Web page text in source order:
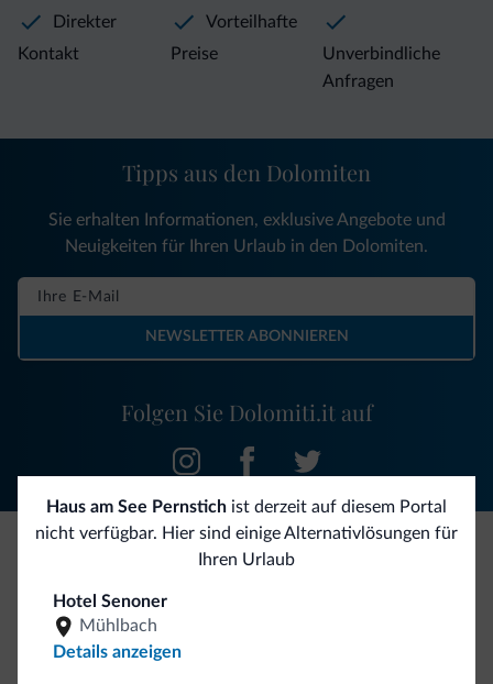
Haus am See Pernstich ist derzeit auf diesem Portal
nicht verfügbar. Hier sind einige Alternativlösungen für
Ihren Urlaub
Hotel Senoner
Mühlbach
Details anzeigen
Direkter
Kontakt
Vorteilhafte
Preise
Unverbindliche
Anfragen
Folgen Sie Dolomiti.it auf
Tipps aus den Dolomiten
Sie erhalten Informationen, exklusive Angebote und
Neuigkeiten für Ihren Urlaub in den Dolomiten.
NEWSLETTER ABONNIEREN
Kollektion
So viele von Ihnen haben uns gefragt. Die neue Kollektion